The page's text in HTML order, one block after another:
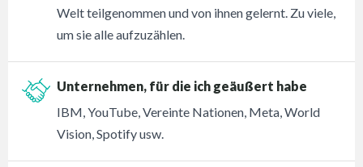
Welt teilgenommen und von ihnen gelernt. Zu viele,
um sie alle aufzuzählen.
Unternehmen, für die ich geäußert habe
IBM, YouTube, Vereinte Nationen, Meta, World
Vision, Spotify usw.